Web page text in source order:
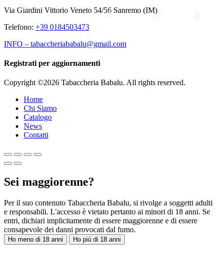
Via Giardini Vittorio Veneto 54/56 Sanremo (IM)
Telefono:+39 0184503473
INFO – tabaccheriababalu@gmail.com
Registrati per aggiornamenti
Copyright ©2026 Tabaccheria Babalu. All rights reserved.
Home
Chi Siamo
Catalogo
News
Contatti
Sei maggiorenne?
Per il suo contenuto Tabaccheria Babalu, si rivolge a soggetti adulti
e responsabili. L'accesso è vietato pertanto ai minori di 18 anni. Se
entri, dichiari implicitamente di essere maggiorenne e di essere
consapevole dei danni provocati dal fumo.
Ho meno di 18 anni Ho più di 18 anni